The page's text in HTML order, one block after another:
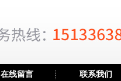
在线留言 联系我们